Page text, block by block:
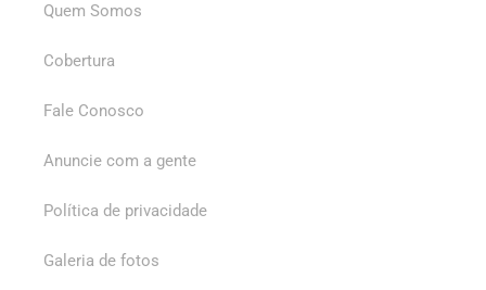
Quem Somos
Cobertura
Fale Conosco
Anuncie com a gente
Política de privacidade
Galeria de fotos